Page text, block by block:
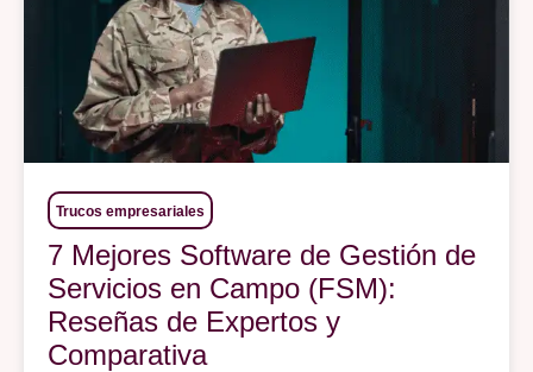
Trucos empresariales
7 Mejores Software de Gestión de
Servicios en Campo (FSM):
Reseñas de Expertos y
Comparativa